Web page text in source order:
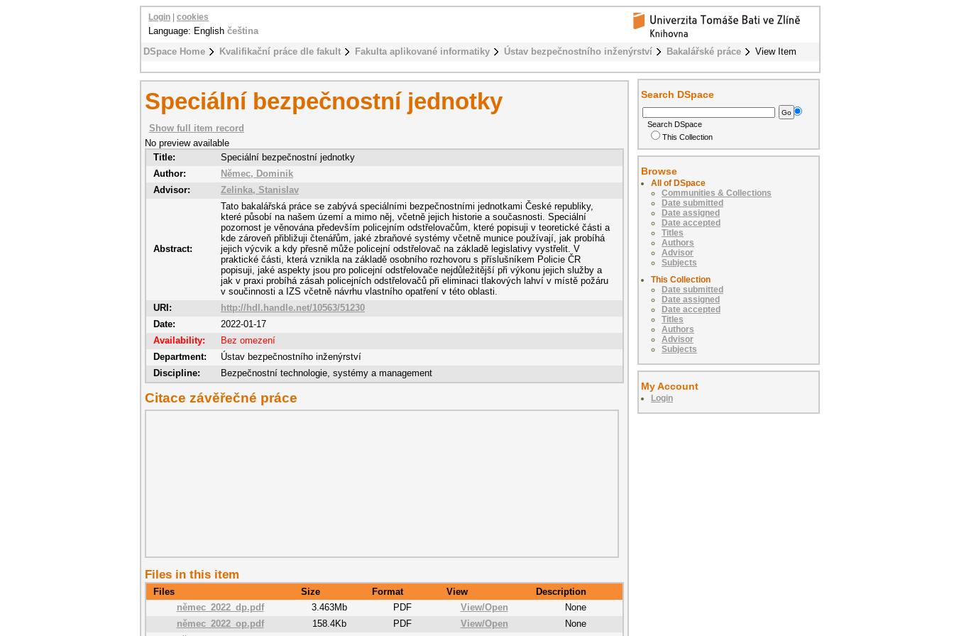
DSpace Home Kvalifikační práce dle fakult Fakulta aplikované informatiky Ústav bezpečnostního inženýrství Bakalářské práce View Item
Login cookies
Language: English čeština
Speciální bezpečnostní jednotky
Show full item record
No preview available
Title:
Speciální bezpečnostní jednotky
Author:
Němec, Dominik
Advisor:
Zelinka, Stanislav
Abstract:
Tato bakalářská práce se zabývá speciálními bezpečnostními jednotkami České republiky,
které působí na našem území a mimo něj, včetně jejich historie a současnosti. Speciální
pozornost je věnována především policejním odstřelovačům, které popisuji v teoretické části a
kde zároveň přibližuji čtenářům, jaké zbraňové systémy včetně munice používají, jak probíhá
jejich výcvik a kdy přesně může policejní odstřelovač na základě legislativy vystřelit. V
praktické části, která vznikla na základě osobního rozhovoru s příslušníkem Policie ČR
popisuji, jaké aspekty jsou pro policejní odstřelovače nejdůležitější při výkonu jejich služby a
jak v praxi probíhá zásah policejních odstřelovačů při eliminaci tlakových lahví v místě požáru
v součinnosti a IZS včetně návrhu vlastního opatření v této oblasti.
URI:
http://hdl.handle.net/10563/51230
Date:
2022-01-17
Availability:
Bez omezení
Department:
Ústav bezpečnostního inženýrství
Discipline:
Bezpečnostní technologie, systémy a management
Citace závěřečné práce
Files in this item
Files Size Format View
Description
němec_2022_dp.pdf
3.463Mb PDF View/Open
None
němec_2022_op.pdf
158.4Kb PDF View/Open
None
Search DSpace
Search DSpace
This Collection
Browse
All of DSpace
Communities & Collections
Date submitted
Date assigned
Date accepted
Titles
Authors
Advisor
Subjects
This Collection
Date submitted
Date assigned
Date accepted
Titles
Authors
Advisor
Subjects
My Account
Login